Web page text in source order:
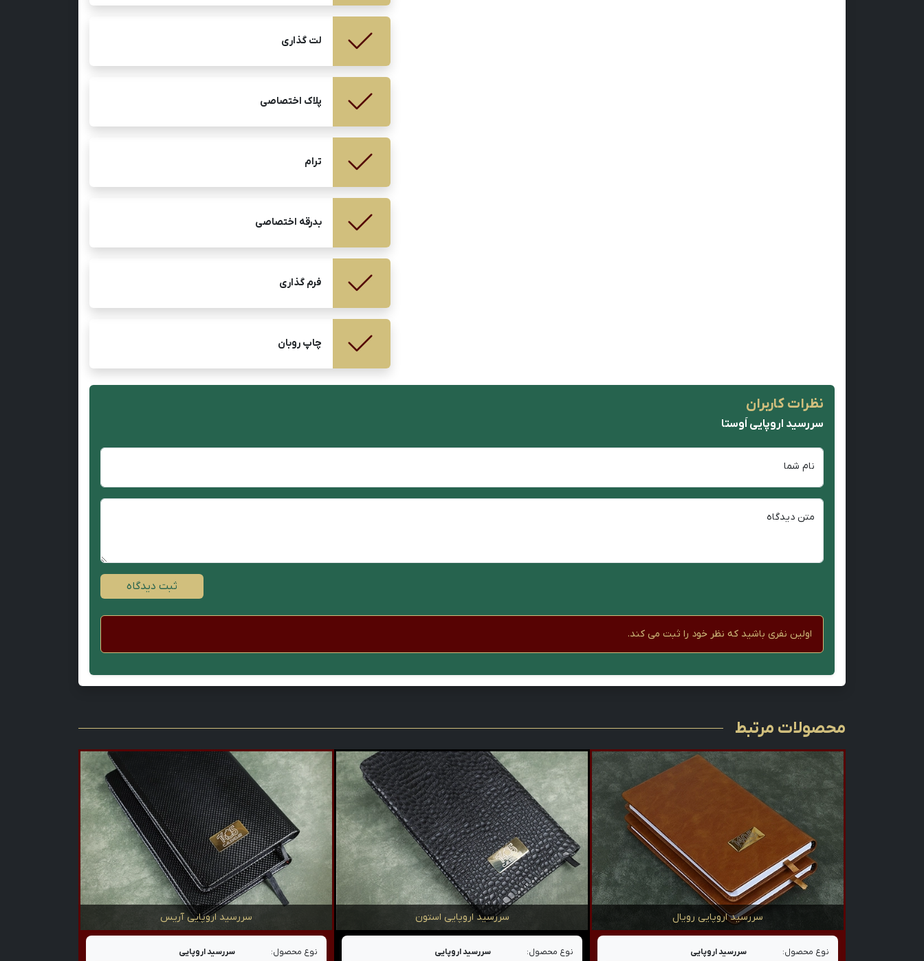
لت گذاری
پلاک اختصاصی
ترام
بدرقه اختصاصی
فرم گذاری
چاپ روبان
نظرات کاربران
سررسید اروپایی اَوستا
نام شما
متن دیدگاه
ثبت دیدگاه
اولین نفری باشید که نظر خود را ثبت می کند.
محصولات مرتبط
سررسید اروپایی رویال
نوع محصول:
سررسید اروپایی
سررسید اروپایی استون
نوع محصول:
سررسید اروپایی
سررسید اروپایی آریس
نوع محصول:
سررسید اروپایی